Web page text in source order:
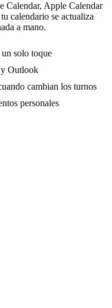
Calendar, Apple Calendar
calendario se actualiza
a mano.
solo toque
Outlook
cambian los turnos
personales